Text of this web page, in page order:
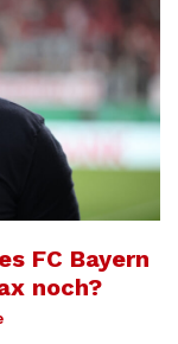
FC Bayern
noch?